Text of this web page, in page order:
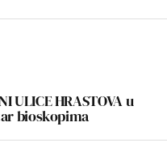
ULICE HRASTOVA u
bioskopima